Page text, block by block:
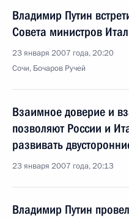
Владимир Путин
Совета министров
23 января 2007 года, 20:20
Сочи, Бочаров Ручей
Взаимное доверие и
позволяют России и
развивать
23 января 2007 года, 20:13
Владимир Путин